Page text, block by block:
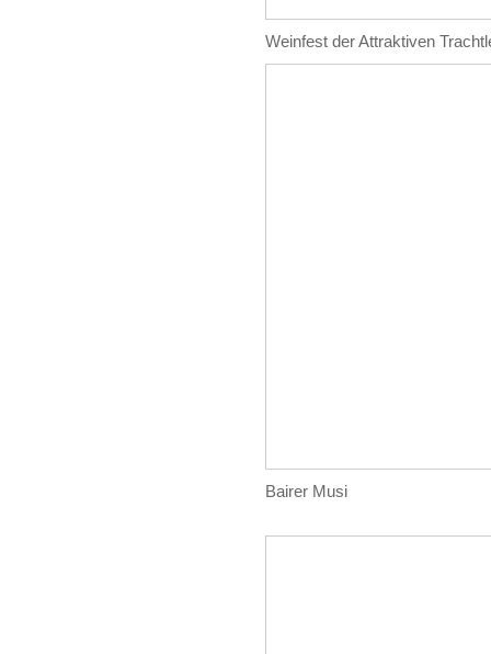
Weinfest der Attraktiven
Bairer Musi